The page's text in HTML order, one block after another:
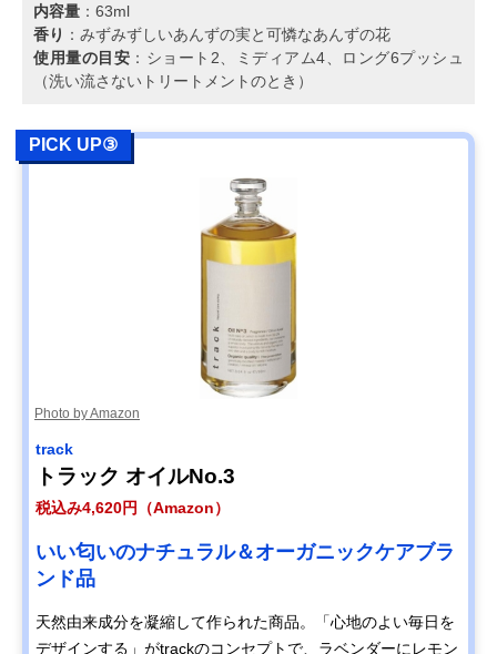
内容量 ：63ml
香り ：みずみずしいあんずの実と可憐なあんずの花
使用量の目安 ：ショート2、ミディアム4、ロング6プッシュ
（洗い流さないトリートメントのとき）
PICK UP③
Photo by Amazon
track
トラック オイルNo.3
税込み4,620円（Amazon）
いい匂いのナチュラル＆オーガニックケアブラ
ンド品
天然由来成分を凝縮して作られた商品。「心地のよい毎日を
デザインする」がtrackのコンセプトで、ラベンダーにレモン